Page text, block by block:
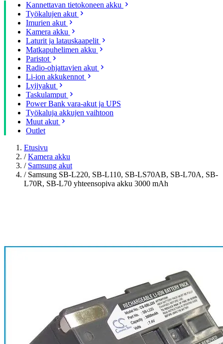
Kannettavan tietokoneen akku
Työkalujen akut
Imurien akut
Kamera akku
Laturit ja latauskaapelit
Matkapuhelimen akku
Paristot
Radio-ohjattavien akut
Li-ion akkukennot
Lyijyakut
Taskulamput
Power Bank vara-akut ja UPS
Työkaluja akkujen vaihtoon
Muut akut
Outlet
Etusivu
/ Kamera akku
/ Samsung akut
/ Samsung SB-L220, SB-L110, SB-LS70AB, SB-L70A, SB-
L70R, SB-L70 yhteensopiva akku 3000 mAh